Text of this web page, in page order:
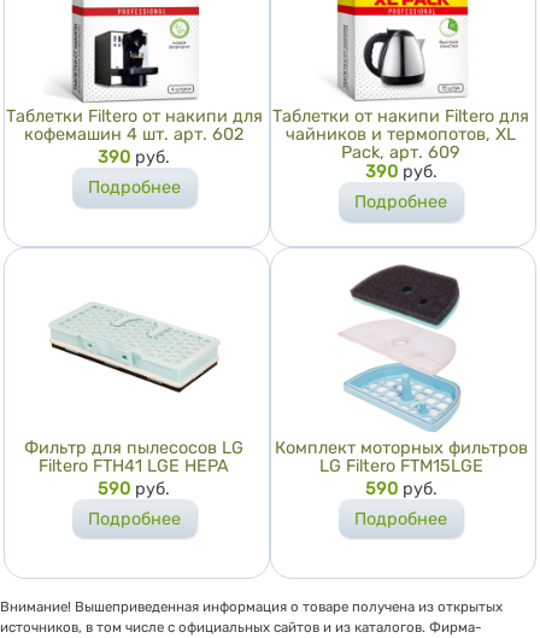
Таблетки Filtero от накипи для
кофемашин 4 шт. арт. 602
Цена
390 руб.
Подробнее
Таблетки от накипи Filtero для
чайников и термопотов, XL
Pack, арт. 609
Цена
390 руб.
Подробнее
Фильтр для пылесосов LG
Filtero FTH41 LGE HEPA
Цена
590 руб.
Подробнее
Комплект моторных фильтров
LG Filtero FTM15LGE
Цена
590 руб.
Подробнее
Внимание! Вышеприведенная информация о товаре получена из открытых
источников, в том числе с официальных сайтов и из каталогов. Фирма-